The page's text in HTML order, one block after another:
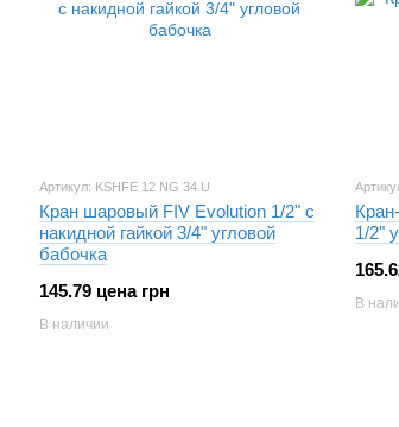
Артикул: KSHFE 12 NG 34 U
Кран шаровый FIV Evolution 1/2" с
накидной гайкой 3/4" угловой
бабочка
145.79 цена грн
В наличии
1/2"
В